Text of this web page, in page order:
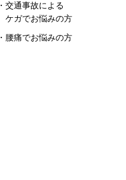
・交通事故による
ケガでお悩みの方
・腰痛でお悩みの方